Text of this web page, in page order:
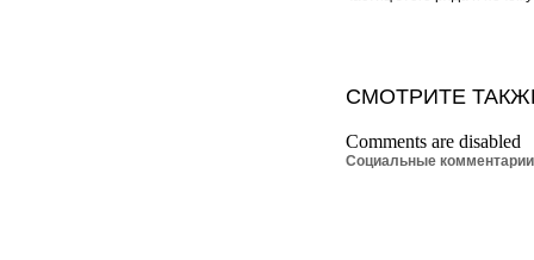
СМОТРИТЕ
Comments are disabled
Социальные